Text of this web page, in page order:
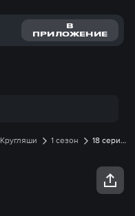
В
ПРИЛОЖЕНИЕ
Кругляши 1 сезон
18 серия